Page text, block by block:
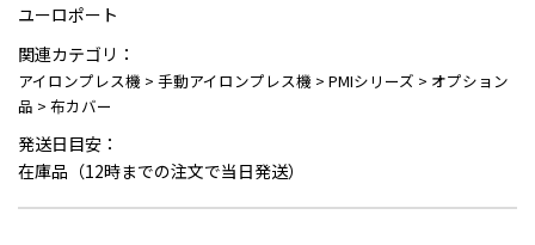
ユーロポート
関連カテゴリ：
アイロンプレス機 > 手動アイロンプレス機 > PMIシリーズ > オプション
品 > 布カバー
発送日目安：
在庫品（12時までの注文で当日発送）